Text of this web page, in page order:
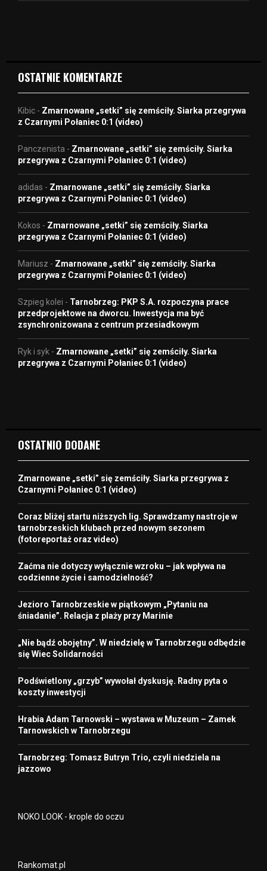
OSTATNIE KOMENTARZE
Kibic - Zmarnowane „setki” się zemściły. Siarka przegrywa
z Czarnymi Połaniec 0:1 (video)
Panczenista - Zmarnowane „setki” się zemściły. Siarka
przegrywa z Czarnymi Połaniec 0:1 (video)
adidas - Zmarnowane „setki” się zemściły. Siarka
przegrywa z Czarnymi Połaniec 0:1 (video)
Kokos - Zmarnowane „setki” się zemściły. Siarka
przegrywa z Czarnymi Połaniec 0:1 (video)
Mariusz - Zmarnowane „setki” się zemściły. Siarka
przegrywa z Czarnymi Połaniec 0:1 (video)
Szpieg kolei - Tarnobrzeg: PKP S.A. rozpoczyna prace
przedprojektowe na dworcu. Inwestycja ma być
zsynchronizowana z centrum przesiadkowym
Ryk i syk - Zmarnowane „setki” się zemściły. Siarka
przegrywa z Czarnymi Połaniec 0:1 (video)
OSTATNIO DODANE
Zmarnowane „setki” się zemściły. Siarka przegrywa z
Czarnymi Połaniec 0:1 (video)
Coraz bliżej startu niższych lig. Sprawdzamy nastroje w
tarnobrzeskich klubach przed nowym sezonem
(fotoreportaż oraz video)
Zaćma nie dotyczy wyłącznie wzroku – jak wpływa na
codzienne życie i samodzielność?
Jezioro Tarnobrzeskie w piątkowym „Pytaniu na
śniadanie”. Relacja z plaży przy Marinie
„Nie bądź obojętny”. W niedzielę w Tarnobrzegu odbędzie
się Wiec Solidarności
Podświetlony „grzyb” wywołał dyskusję. Radny pyta o
koszty inwestycji
Hrabia Adam Tarnowski – wystawa w Muzeum – Zamek
Tarnowskich w Tarnobrzegu
Tarnobrzeg: Tomasz Butryn Trio, czyli niedziela na
jazzowo
NOKO LOOK - krople do oczu
Rankomat.pl